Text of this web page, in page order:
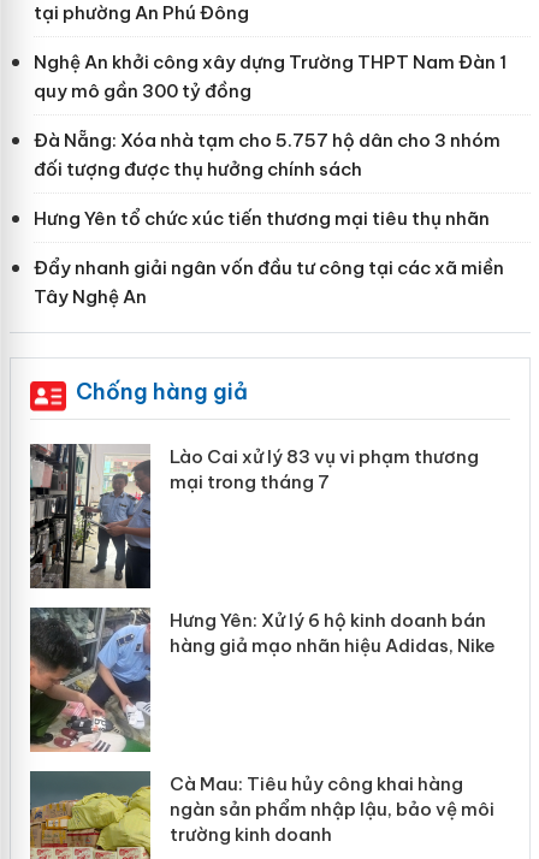
tại phường An Phú Đông
Nghệ An khởi công xây dựng Trường THPT Nam Đàn 1
quy mô gần 300 tỷ đồng
Đà Nẵng: Xóa nhà tạm cho 5.757 hộ dân cho 3 nhóm
đối tượng được thụ hưởng chính sách
Hưng Yên tổ chức xúc tiến thương mại tiêu thụ nhãn
Đẩy nhanh giải ngân vốn đầu tư công tại các xã miền
Tây Nghệ An
Chống hàng giả
Lào Cai xử lý 83 vụ vi phạm thương
mại trong tháng 7
Hưng Yên: Xử lý 6 hộ kinh doanh bán
hàng giả mạo nhãn hiệu Adidas, Nike
Cà Mau: Tiêu hủy công khai hàng
ngàn sản phẩm nhập lậu, bảo vệ môi
trường kinh doanh